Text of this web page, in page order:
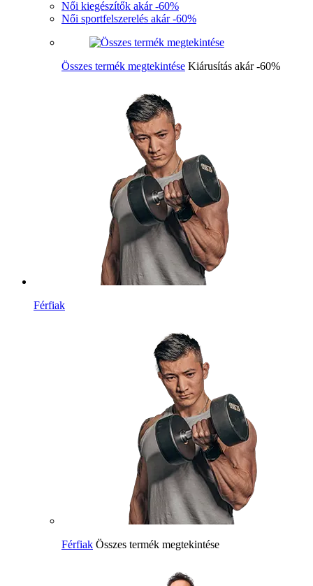
Női kiegészítők akár -60%
Női sportfelszerelés akár -60%
Összes termék megtekintése Kiárusítás akár -60%
Férfiak
Férfiak Összes termék megtekintése